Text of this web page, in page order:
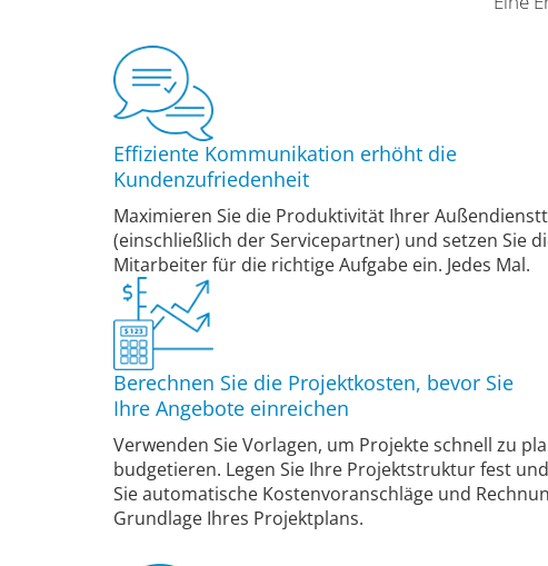
Effiziente Kommunikation erhöht die
Kundenzufriedenheit
Maximieren Sie die Produktivität Ihrer
(einschließlich der Servicepartner) und setzen Sie
Mitarbeiter für die richtige Aufgabe ein. Jedes Mal.
Berechnen Sie die Projektkosten, bevor Sie
Ihre Angebote einreichen
Verwenden Sie Vorlagen, um Projekte schnell zu
budgetieren. Legen Sie Ihre Projektstruktur fest
Sie automatische Kostenvoranschläge und
Grundlage Ihres Projektplans.